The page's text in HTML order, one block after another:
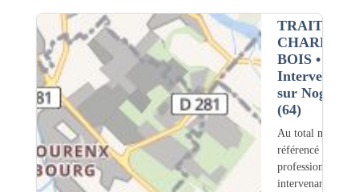
BOIS•
Intervention
sur Noguères
(64)
Au total nous
référencé
professionnels
intervenant sur